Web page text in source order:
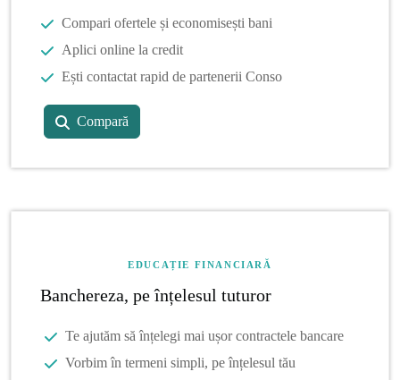
Compari ofertele și economisești bani
Aplici online la credit
Ești contactat rapid de partenerii Conso
Compară
EDUCAȚIE FINANCIARĂ
Banchereza, pe înțelesul tuturor
Te ajutăm să înțelegi mai ușor contractele bancare
Vorbim în termeni simpli, pe înțelesul tău